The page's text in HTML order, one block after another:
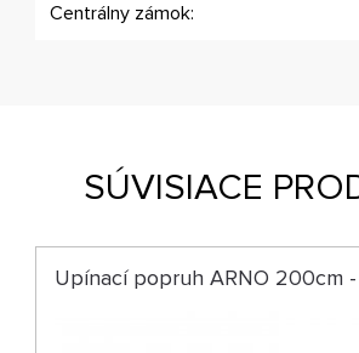
Centrálny zámok:
SÚVISIACE
Upínací popruh ARNO 200cm